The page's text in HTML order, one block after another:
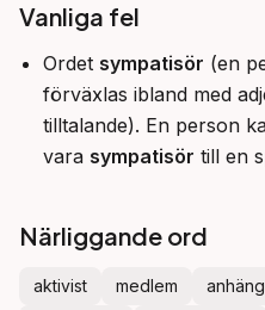
Vanliga fel
Ordet sympatisör (en
förväxlas ibland med
tilltalande). En person
vara sympatisör till en
Närliggande ord
aktivist medlem